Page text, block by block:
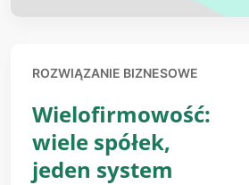
ROZWIĄZANIE BIZNESOWE
Wielofirmowość:
wiele spółek,
jeden system